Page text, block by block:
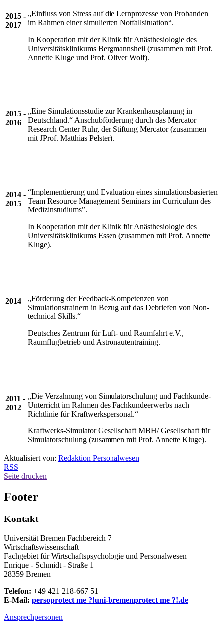
2015 -
2017
„Einfluss von Stress auf die Lernprozesse von Probanden
im Rahmen einer simulierten Notfallsituation“.
In Kooperation mit der Klinik für Anästhesiologie des
Universitätsklinikums Bergmannsheil (zusammen mit Prof.
Annette Kluge und Prof. Oliver Wolf).
2015 -
2016
„Eine Simulationsstudie zur Krankenhausplanung in
Deutschland.“ Anschubförderung durch das Mercator
Research Center Ruhr, der Stiftung Mercator (zusammen
mit JProf. Matthias Pelster).
2014 -
2015
“Implementierung und Evaluation eines simulationsbasierten
Team Resource Management Seminars im Curriculum des
Medizinstudiums”.
In Kooperation mit der Klinik für Anästhesiologie des
Universitätsklinikums Essen (zusammen mit Prof. Annette
Kluge).
2014
„Förderung der Feedback-Kompetenzen von
Simulationstrainern in Bezug auf das Debriefen von Non-
technical Skills.“
Deutsches Zentrum für Luft- und Raumfahrt e.V.,
Raumflugbetrieb und Astronautentraining.
2011 -
2012
„Die Verzahnung von Simulatorschulung und Fachkunde-
Unterricht im Rahmen des Fachkundeerwerbs nach
Richtlinie für Kraftwerkspersonal.“
Kraftwerks-Simulator Gesellschaft MBH/ Gesellschaft für
Simulatorschulung (zusammen mit Prof. Annette Kluge).
Aktualisiert von: Redaktion Personalwesen
RSS
Seite drucken
Footer
Kontakt
Universität Bremen Fachbereich 7
Wirtschaftswissenschaft
Fachgebiet für Wirtschaftspsychologie und Personalwesen
Enrique - Schmidt - Straße 1
28359 Bremen
Telefon: +49 421 218-667 51
E-Mail: persoprotect me ?!uni-bremenprotect me ?!.de
Ansprechpersonen